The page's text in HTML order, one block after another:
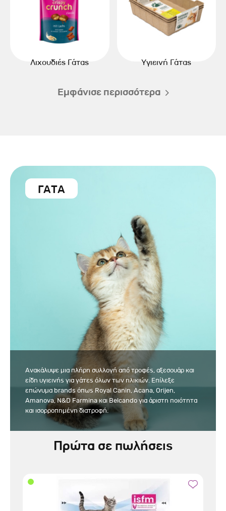
Λιχουδιές Γάτας Υγιεινή Γάτας
Εμφάνισε περισσότερα
ΓΑΤΑ
Ανακάλυψε μια πλήρη συλλογή από τροφές, αξεσουάρ και
είδη υγιεινής για γάτες όλων των ηλικιών. Επίλεξε
επώνυμα brands όπως Royal Canin, Acana, Orijen,
Amanova, N&D Farmina και Belcando για άριστη ποιότητα
και ισορροπημένη διατροφή.
Πρώτα σε πωλήσεις